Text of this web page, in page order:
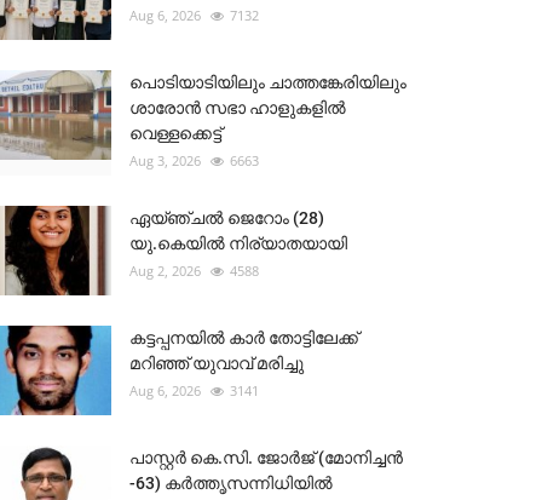
Aug 6, 2026 7132
പൊടിയാടിയിലും ചാത്തങ്കേരിയിലും
ശാരോൻ സഭാ ഹാളുകളിൽ
വെള്ളക്കെട്ട്
Aug 3, 2026 6663
ഏയ്ഞ്ചൽ ജെറോം (28)
യു.കെയിൽ നിര്യാതയായി
Aug 2, 2026 4588
കട്ടപ്പനയിൽ കാർ തോട്ടിലേക്ക്
മറിഞ്ഞ് യുവാവ് മരിച്ചു
Aug 6, 2026 3141
പാസ്റ്റർ കെ.സി. ജോർജ് (മോനിച്ചൻ
-63) കർത്തൃസന്നിധിയിൽ